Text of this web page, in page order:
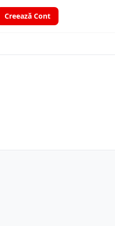
Creează Cont